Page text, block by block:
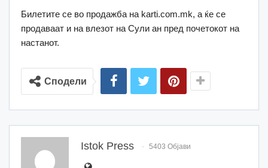
Билетите се во продажба на karti.com.mk, а ќе се
продаваат и на влезот на Сули ан пред почетокот на
настанот.
Сподели
Istok Press 5403 Објави